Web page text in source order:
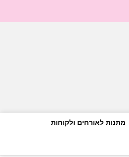
מתנות לאורחים ולקוחות